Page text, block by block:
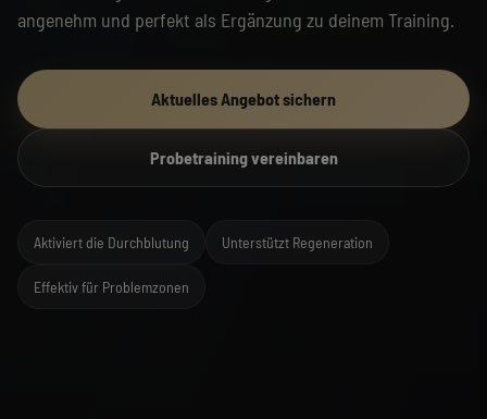
angenehm und perfekt als Ergänzung zu deinem Training.
Aktuelles Angebot sichern
Probetraining vereinbaren
Aktiviert die Durchblutung Unterstützt Regeneration
Effektiv für Problemzonen